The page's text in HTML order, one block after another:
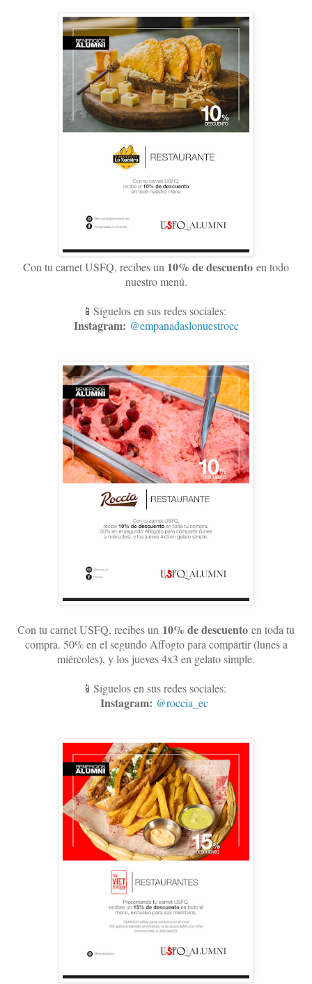
Con tu carnet USFQ, recibes un 10% de descuento en todo
nuestro menú.
📱Síguelos en sus redes sociales:
Instagram: @empanadaslonuestroec
Con tu carnet USFQ, recibes un 10% de descuento en toda tu
compra. 50% en el segundo Affogto para compartir (lunes a
miércoles), y los jueves 4x3 en gelato simple.
📱Síguelos en sus redes sociales:
Instagram: @roccia_ec